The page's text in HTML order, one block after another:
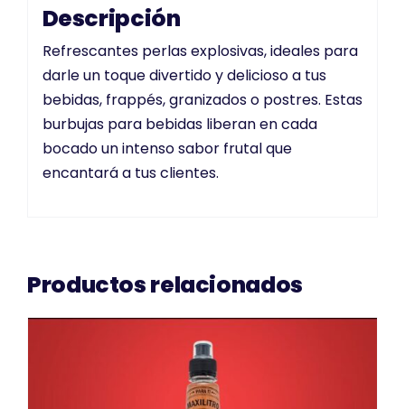
Descripción
Refrescantes perlas explosivas, ideales para
darle un toque divertido y delicioso a tus
bebidas, frappés, granizados o postres. Estas
burbujas para bebidas liberan en cada
bocado un intenso sabor frutal que
encantará a tus clientes.
Productos relacionados